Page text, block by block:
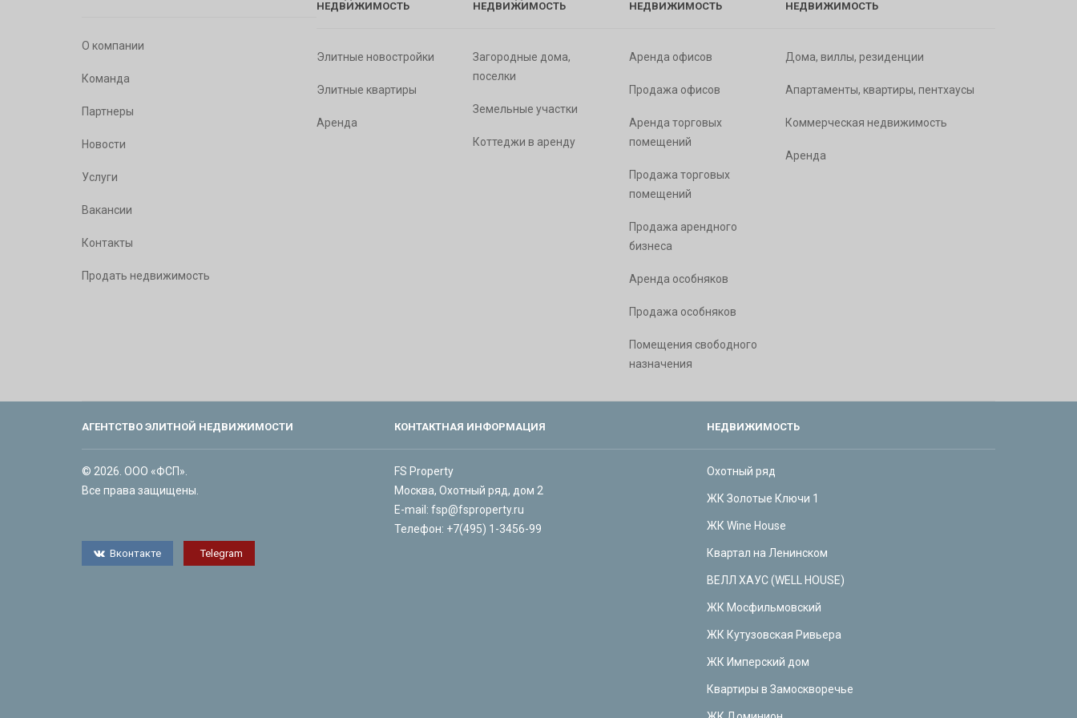
О компании
Команда
Партнеры
Новости
Услуги
Вакансии
Контакты
Продать недвижимость
НЕДВИЖИМОСТЬ
Элитные новостройки
Элитные квартиры
Аренда
НЕДВИЖИМОСТЬ
Загородные дома,
поселки
Земельные участки
Коттеджи в аренду
НЕДВИЖИМОСТЬ
Аренда офисов
Продажа офисов
Аренда торговых
помещений
Продажа торговых
помещений
Продажа арендного
бизнеса
Аренда особняков
Продажа особняков
Помещения свободного
назначения
НЕДВИЖИМОСТЬ
Дома, виллы, резиденции
Апартаменты, квартиры, пентхаусы
Коммерческая недвижимость
Аренда
АГЕНТСТВО ЭЛИТНОЙ НЕДВИЖИМОСТИ
© 2026. ООО «ФСП».
Все права защищены.
Вконтакте Telegram
КОНТАКТНАЯ ИНФОРМАЦИЯ
FS Property
Москва, Охотный ряд, дом 2
E-mail: fsp@fsproperty.ru
Телефон: +7(495) 1-3456-99
НЕДВИЖИМОСТЬ
Охотный ряд
ЖК Золотые Ключи 1
ЖК Wine House
Квартал на Ленинском
ВЕЛЛ ХАУС (WELL HOUSE)
ЖК Мосфильмовский
ЖК Кутузовская Ривьера
ЖК Имперский дом
Квартиры в Замоскворечье